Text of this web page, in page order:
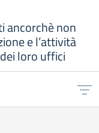
ancorchè non
e l’attività
loro uffici